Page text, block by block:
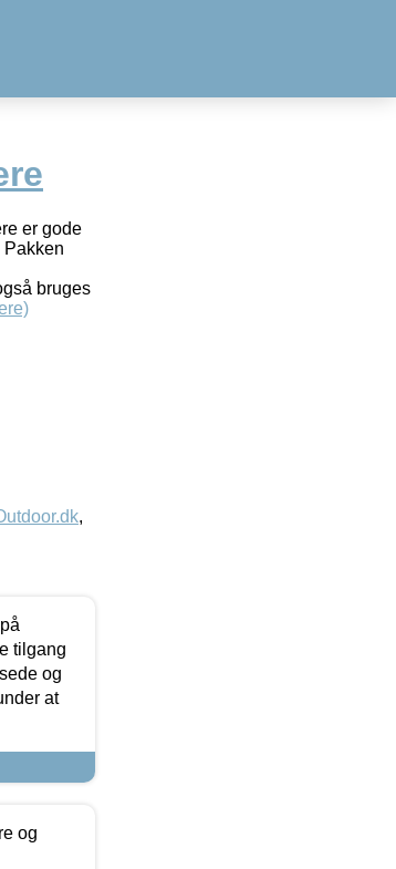
er gode
bruges
,
tilgang
og
at
og